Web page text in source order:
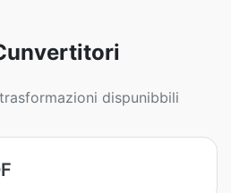
dispunibbili